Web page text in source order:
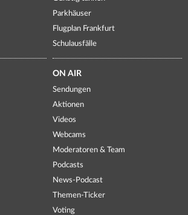
Parkhäuser
Flugplan Frankfurt
Schulausfälle
ON AIR
Sendungen
Aktionen
Videos
Webcams
Moderatoren & Team
Podcasts
News-Podcast
Themen-Ticker
Voting